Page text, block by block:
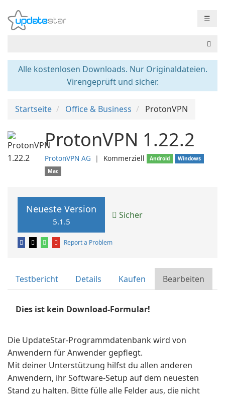
☰
Alle kostenlosen Downloads. Nur Originaldateien.
Virengeprüft und sicher.
Startseite Office & Business ProtonVPN
ProtonVPN 1.22.2
ProtonVPN AG ❘ Kommerziell Android
Windows
Mac
Neueste Version
5.1.5
Sicher
Report a Problem
Testbericht Details Kaufen Bearbeiten
Dies ist kein Download-Formular!
Die UpdateStar-Programmdatenbank wird von
Anwendern für Anwender gepflegt.
Mit deiner Unterstützung hilfst du allen anderen
Anwendern, ihr Software-Setup auf dem neuesten
Stand zu halten. Bitte fülle alle Felder aus, die nicht